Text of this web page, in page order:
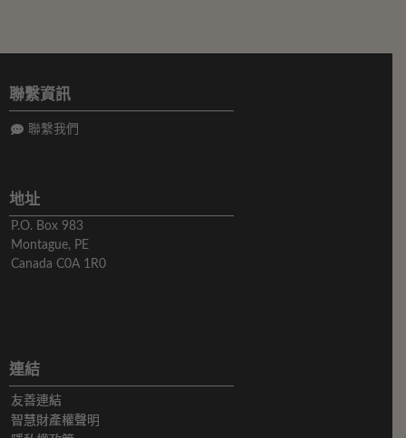
聯繫資訊
聯繫我們
地址
P.O. Box 983
Montague, PE
Canada C0A 1R0
連結
友善連結
智慧財產權聲明